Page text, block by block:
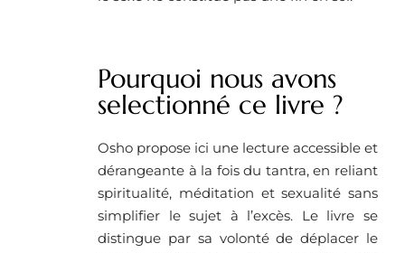
Pourquoi nous avons
selectionné ce livre ?
Osho propose ici une lecture accessible et
dérangeante à la fois du tantra, en reliant
spiritualité, méditation et sexualité sans
simplifier le sujet à l’excès. Le livre se
distingue par sa volonté de déplacer le